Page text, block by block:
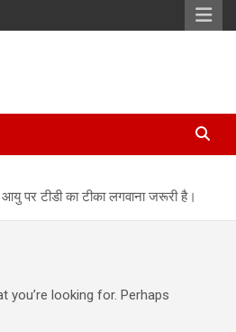
पर टीडी का टीका लगवाना जरूरी है।
you’re looking for. Perhaps